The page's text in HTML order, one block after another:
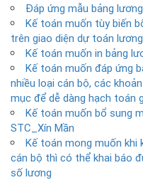
Đáp ứng mẫu bảng
Kế toán muốn tùy biến
trên giao diện dự toán lương
Kế toán muốn in bảng
Kế toán muốn đáp ứng
nhiều loại cán bộ, các
mục để dễ dàng hạch toán
Kế toán muốn bổ sung
STC_Xín Mần
Kế toán mong muốn khi
cán bộ thì có thể khai báo
số lương